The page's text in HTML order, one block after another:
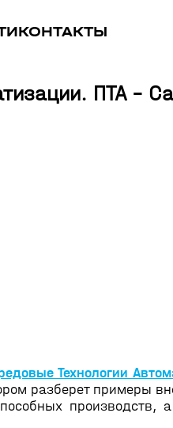
КОНТАКТЫ
ПТА -
Технологии
разберет примеры
производств,